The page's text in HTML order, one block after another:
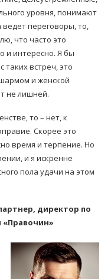
уровня, понимают
переговоры, то,
что часто это
и интересно. Я бы
таких встреч, это
и женской
не лишней.
то – нет, к
Скорее это
время и терпение. Но
и я искренне
пола удачи на этом
директор по